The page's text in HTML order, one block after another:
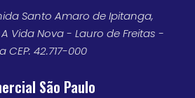
Santo Amaro de Ipitanga,
A Vida Nova - Lauro de Freitas -
CEP: 42.717-000
São Paulo